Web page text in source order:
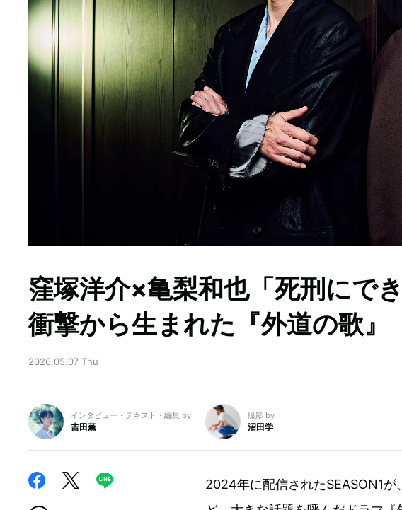
窪塚洋介×亀梨和也「死刑にで
衝撃から生まれた『外道の歌』
2026.05.07 Thu
インタビュー・テキスト・編集 by
吉田薫
撮影 by
沼田学
2024年に配信されたSEASON1